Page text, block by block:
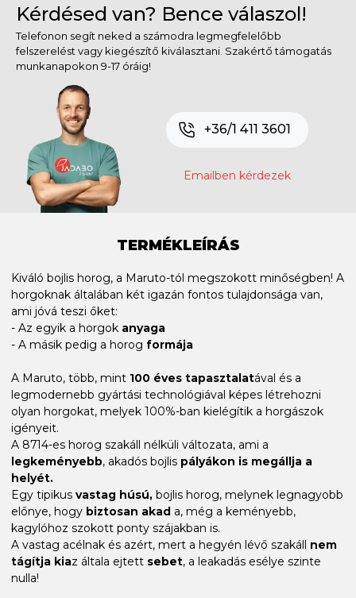
Kérdésed van? Bence válaszol!
Telefonon segít neked a számodra legmegfelelőbb
felszerelést vagy kiegészítő kiválasztani. Szakértő támogatás
munkanapokon 9-17 óráig!
+36/1 411 3601
Emailben kérdezek
TERMÉKLEÍRÁS
Kiváló bojlis horog, a Maruto-tól megszokott minőségben! A
horgoknak általában két igazán fontos tulajdonsága van,
ami jóvá teszi őket:
- Az egyik a horgok anyaga
- A másik pedig a horog formája
A Maruto, több, mint 100 éves tapasztalatával és a
legmodernebb gyártási technológiával képes létrehozni
olyan horgokat, melyek 100%-ban kielégítik a horgászok
igényeit.
A 8714-es horog szakáll nélküli változata, ami a
legkeményebb, akadós bojlis pályákon is megállja a
helyét.
Egy tipikus vastag húsú, bojlis horog, melynek legnagyobb
előnye, hogy biztosan akad a, még a keményebb,
kagylóhoz szokott ponty szájakban is.
A vastag acélnak és azért, mert a hegyén lévő szakáll nem
tágítja kiaz általa ejtett sebet, a leakadás esélye szinte
nulla!